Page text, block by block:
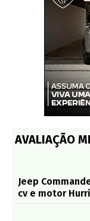
AVALIAÇÃO
Jeep
cv e motor